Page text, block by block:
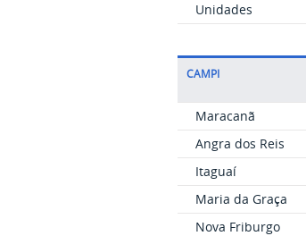
Unidades
CAMPI
Maracanã
Angra dos Reis
Itaguaí
Maria da Graça
Nova Friburgo